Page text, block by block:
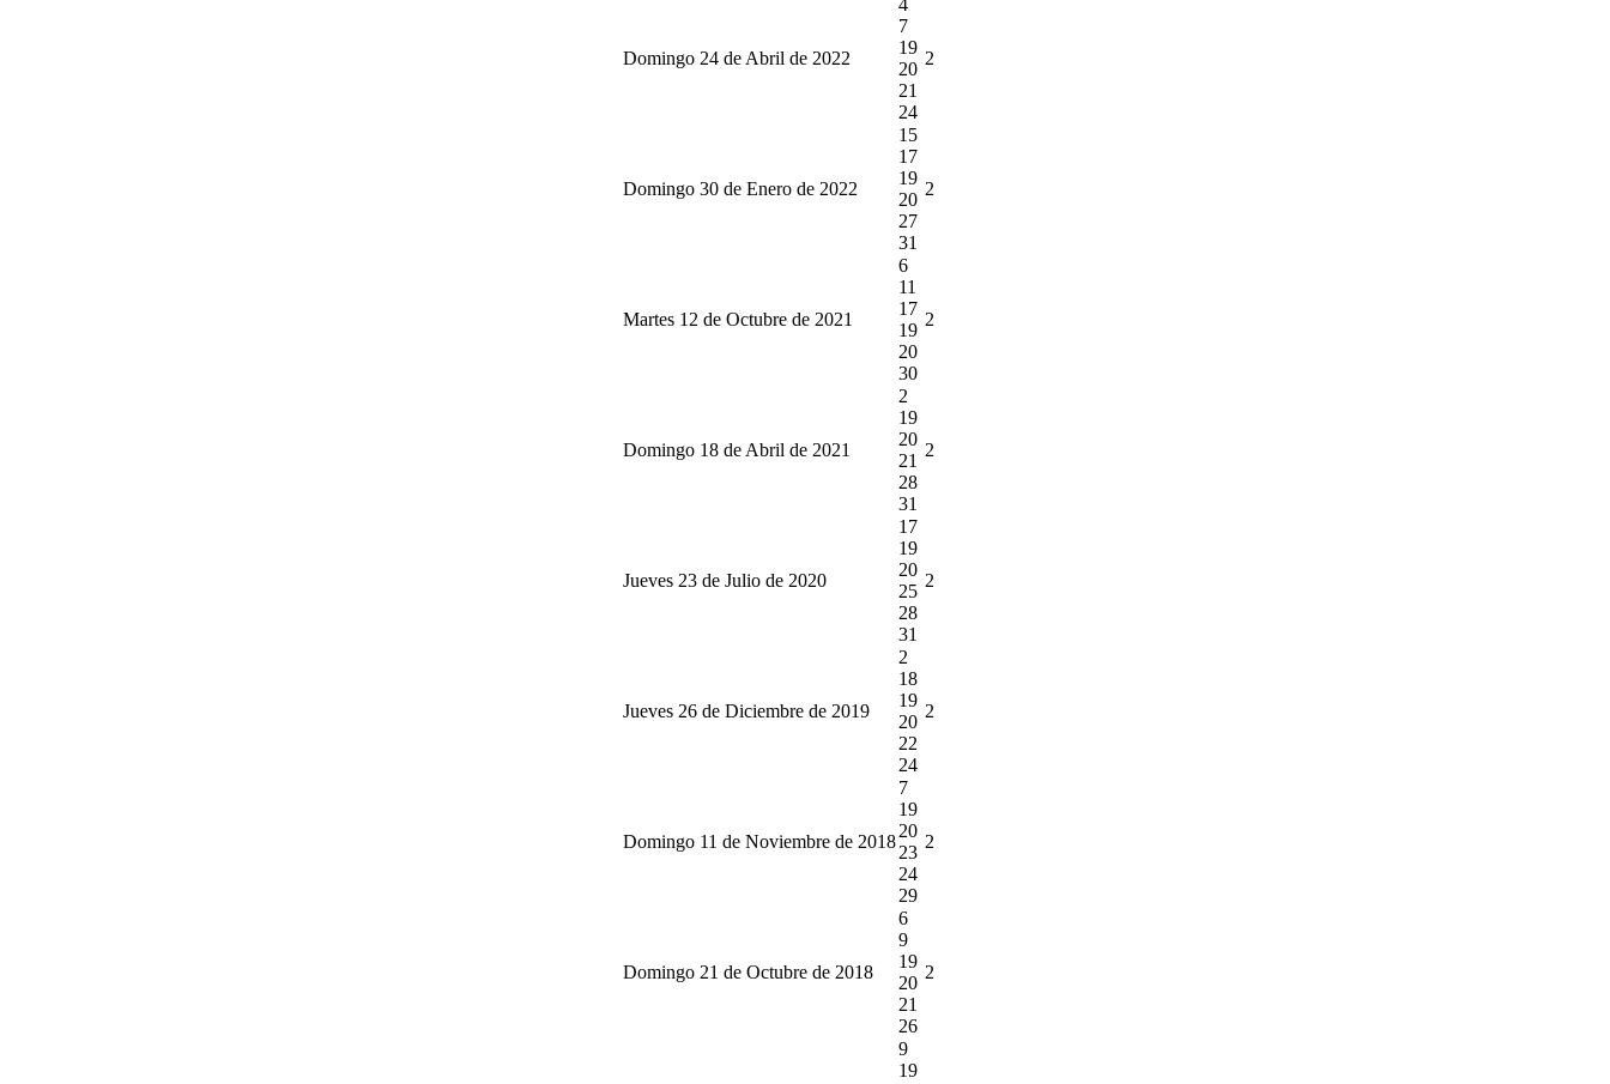
Domingo 24 de Abril de 2022
7
19
20
21
24
2
Domingo 30 de Enero de 2022
15
17
19
20
27
31
2
Martes 12 de Octubre de 2021
6
11
17
19
20
30
2
Domingo 18 de Abril de 2021
2
19
20
21
28
31
2
Jueves 23 de Julio de 2020
17
19
20
25
28
31
2
Jueves 26 de Diciembre de 2019
2
18
19
20
22
24
2
Domingo 11 de Noviembre de 2018
7
19
20
23
24
29
2
Domingo 21 de Octubre de 2018
6
9
19
20
21
26
2
9
19